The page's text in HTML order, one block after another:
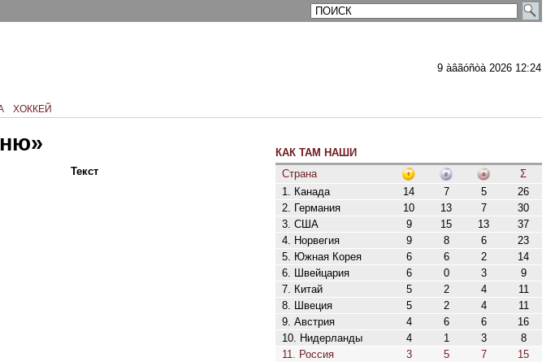
9 àâãóñòà 2026 12:24
ХОККЕЙ
Текст
КАК ТАМ НАШИ
Страна
Σ
1. Канада
14 7 5
26
2. Германия
10 13 7
30
3. США
9 15 13
37
4. Норвегия
9 8 6
23
5. Южная Корея
6 6 2
14
6. Швейцария
6 0 3
9
7. Китай
5 2 4
11
8. Швеция
5 2 4
11
9. Австрия
4 6 6
16
10. Нидерланды
4 1 3
8
11. Россия
3 5 7 15